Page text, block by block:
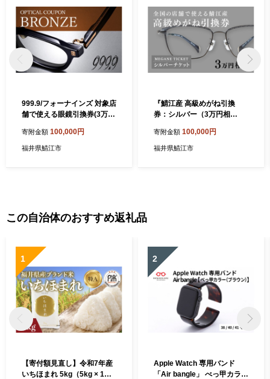
したら、ふるさと納税担当(furusato-sabae@soe.or.jp)までご連絡く
ださい。
999.9/フォーナインズ 対象店
舗で使える眼鏡引換券(3万円
江産めがね 引換券 チケ
ット 高級眼鏡 高級めが
寄附金額 100,000円
福井県鯖江市
『鯖江産 高級めがね引換
券：シルバー（3万円相
ね メガネ 引換券 引き換え券
チケット ギフト サングラス t
寄附金額 100,000円
福井県鯖江市
この自治体のおすすめ返礼品
1
【寄付額見直し】令和7年産
いちほまれ 5kg（5kg × 1
2
Apple Watch 専用バンド
「Air bangle」 べっ甲カラー